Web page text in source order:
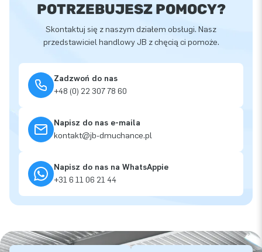
POTRZEBUJESZ POMOCY?
Skontaktuj się z naszym działem obsługi. Nasz
przedstawiciel handlowy JB z chęcią ci pomoże.
Zadzwoń do nas
+48 (0) 22 307 78 60
Napisz do nas e-maila
kontakt@jb-dmuchance.pl
Napisz do nas na WhatsAppie
+31 6 11 06 21 44